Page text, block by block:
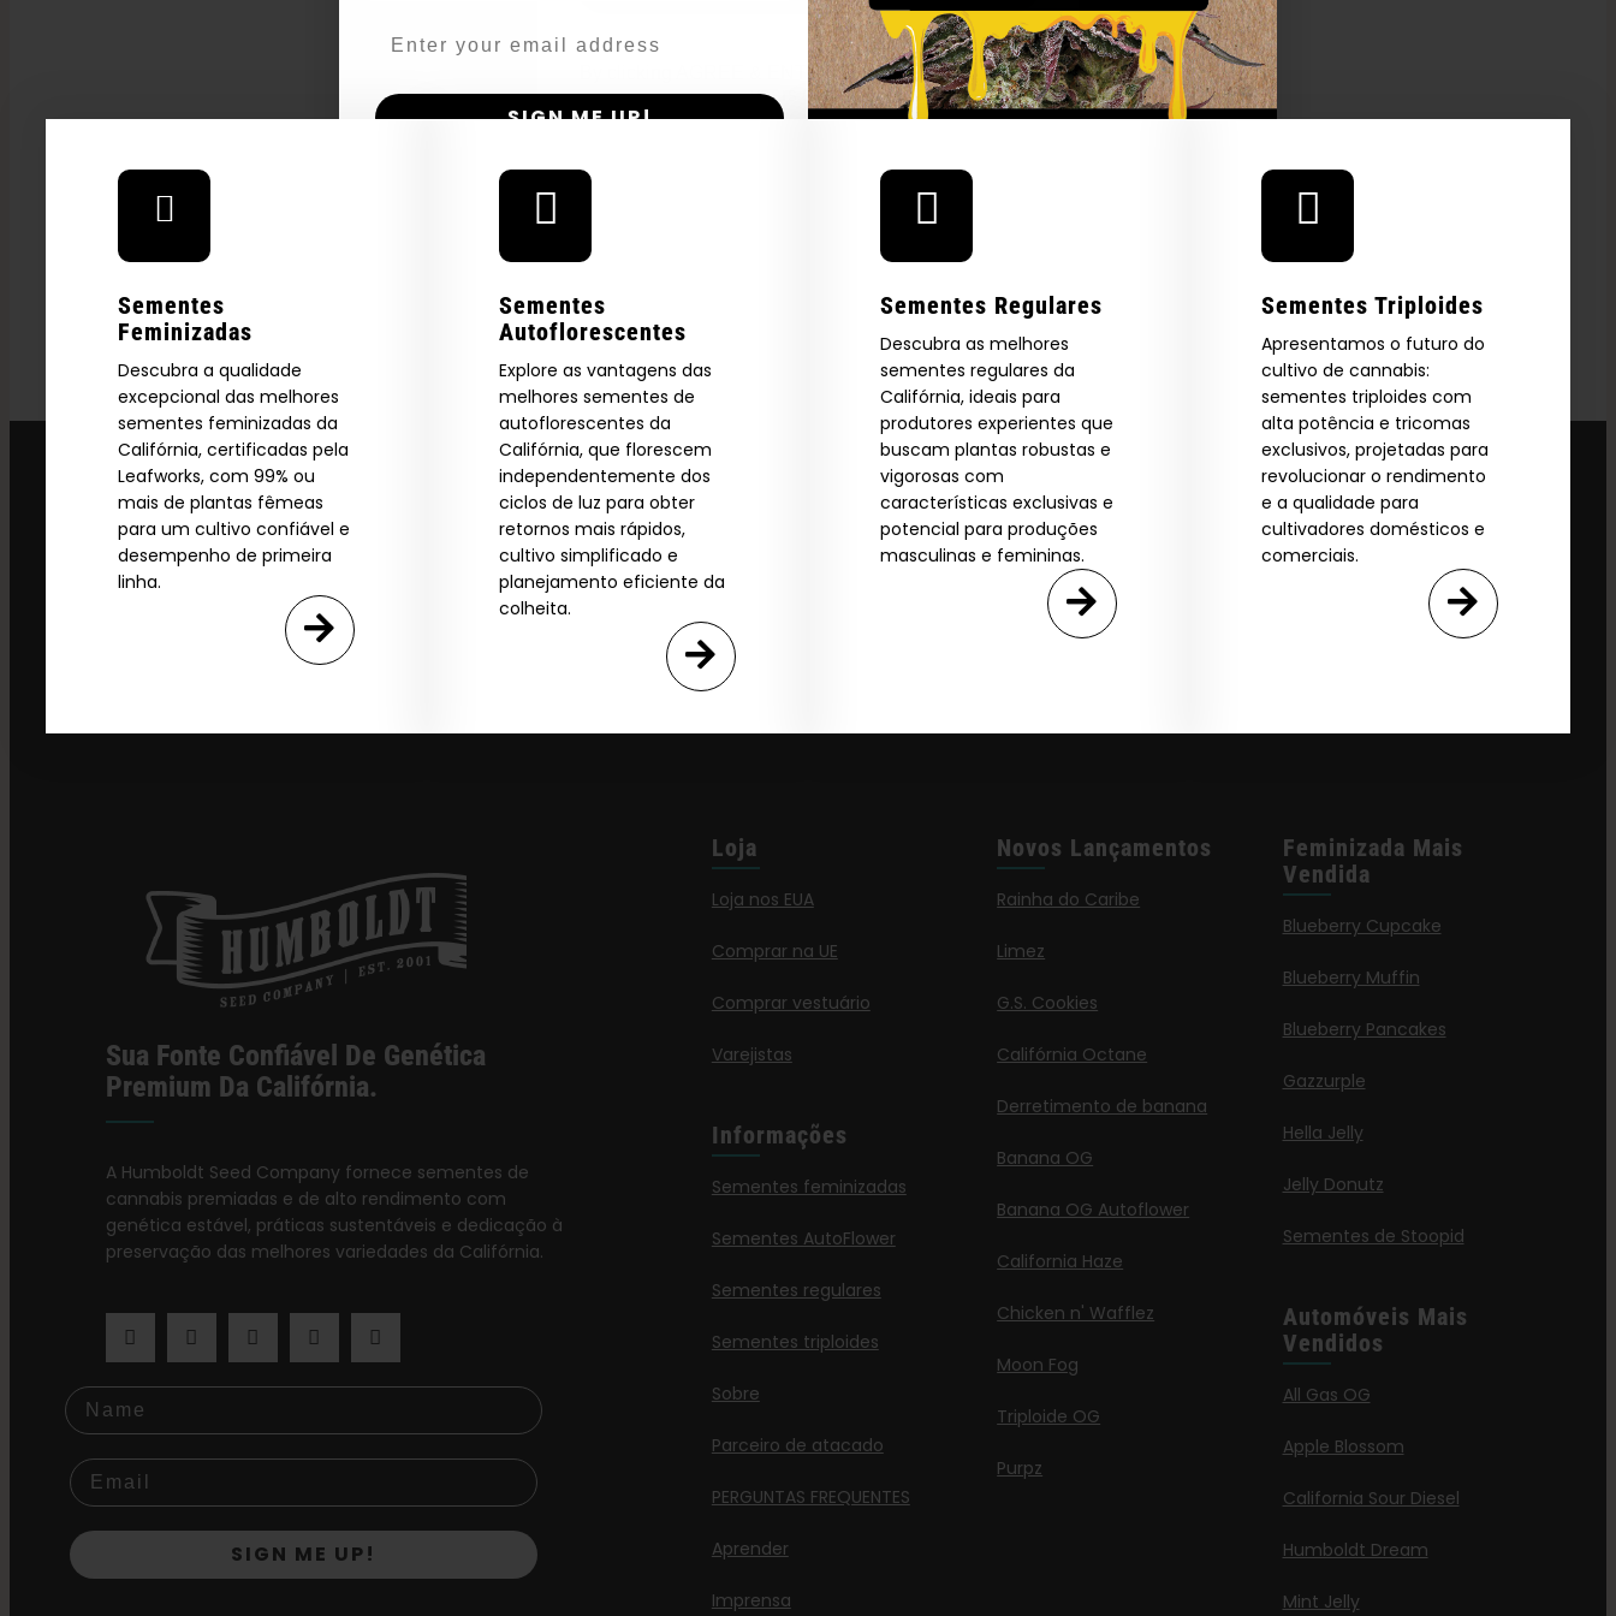
Honeysuckle
Sementes
Feminizadas
Descubra a qualidade
excepcional das melhores
sementes feminizadas da
Califórnia, certificadas pela
Leafworks, com 99% ou
mais de plantas fêmeas
para um cultivo confiável e
desempenho de primeira
linha.
Sementes
Autoflorescentes
Explore as vantagens das
melhores sementes de
autoflorescentes da
Califórnia, que florescem
independentemente dos
ciclos de luz para obter
retornos mais rápidos,
cultivo simplificado e
planejamento eficiente da
colheita.
Sementes Regulares
Descubra as melhores
sementes regulares da
Califórnia, ideais para
produtores experientes que
buscam plantas robustas e
vigorosas com
características exclusivas e
potencial para produções
masculinas e femininas.
Sementes Triploides
Apresentamos o futuro do
cultivo de cannabis:
sementes triploides com
alta potência e tricomas
exclusivos, projetadas para
revolucionar o rendimento
e a qualidade para
cultivadores domésticos e
comerciais.
Sua Fonte Confiável De Genética
Premium Da Califórnia.
A Humboldt Seed Company fornece sementes de
cannabis premiadas e de alto rendimento com
genética estável, práticas sustentáveis e dedicação à
preservação das melhores variedades da Califórnia.
Name
SIGN ME UP!
Loja
Loja nos EUA
Comprar na UE
Comprar vestuário
Varejistas
Informações
Sementes feminizadas
Sementes AutoFlower
Sementes regulares
Sementes triploides
Sobre
Parceiro de atacado
PERGUNTAS FREQUENTES
Aprender
Imprensa
Novos Lançamentos
Rainha do Caribe
Limez
G.S. Cookies
Califórnia Octane
Derretimento de banana
Banana OG
Banana OG Autoflower
California Haze
Chicken n' Wafflez
Moon Fog
Triploide OG
Purpz
Feminizada Mais
Vendida
Blueberry Cupcake
Blueberry Muffin
Blueberry Pancakes
Gazzurple
Hella Jelly
Jelly Donutz
Sementes de Stoopid
Automóveis Mais
Vendidos
All Gas OG
Apple Blossom
California Sour Diesel
Humboldt Dream
Mint Jelly
By clicking AGREE & ENTER, you confirm you are 18
years or older
SIGN ME UP!
NO, THANKS